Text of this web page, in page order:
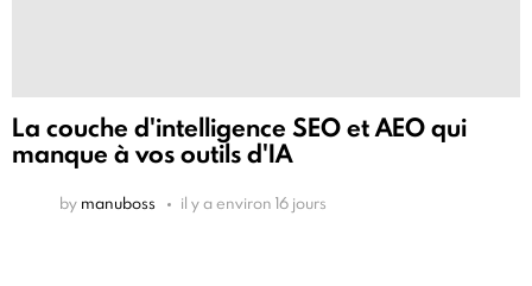
La couche d'intelligence SEO et AEO qui
manque à vos outils d'IA
by manuboss il y a environ 16 jours